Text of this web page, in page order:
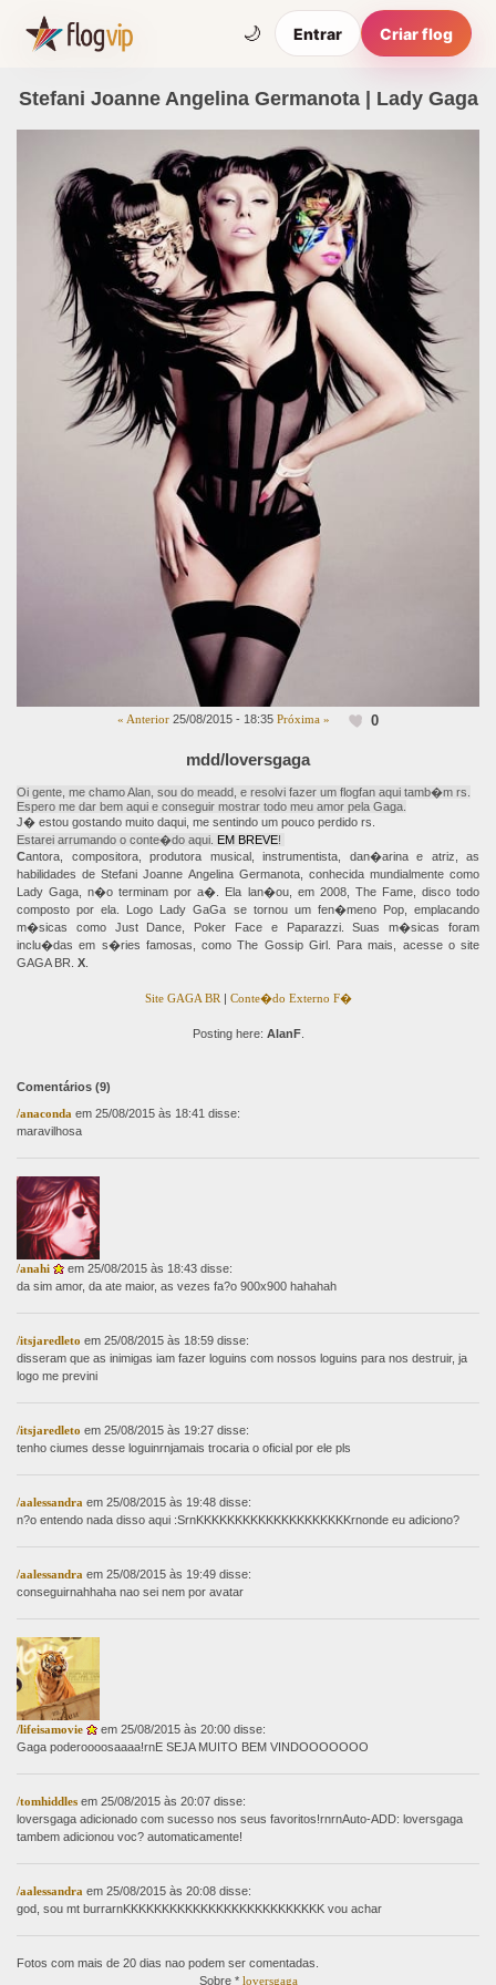
🌙 Entrar Criar flog
Stefani Joanne Angelina Germanota | Lady Gaga
« Anterior 25/08/2015 - 18:35 Próxima » 0
mdd/loversgaga
Oi gente, me chamo Alan, sou do meadd, e resolvi fazer um flogfan aqui tamb�m rs.
Espero me dar bem aqui e conseguir mostrar todo meu amor pela Gaga.
J� estou gostando muito daqui, me sentindo um pouco perdido rs.
Estarei arrumando o conte�do aqui. EM BREVE!
Cantora, compositora, produtora musical, instrumentista, dan�arina e atriz, as
habilidades de Stefani Joanne Angelina Germanota, conhecida mundialmente como
Lady Gaga, n�o terminam por a�. Ela lan�ou, em 2008, The Fame, disco todo
composto por ela. Logo Lady GaGa se tornou um fen�meno Pop, emplacando
m�sicas como Just Dance, Poker Face e Paparazzi. Suas m�sicas foram
inclu�das em s�ries famosas, como The Gossip Girl. Para mais, acesse o site
GAGA BR. X
Site GAGA BR | Conte�do Externo F�
Posting here: AlanF.
Comentários (9)
/anaconda em 25/08/2015 às 18:41 disse:
maravilhosa
/anahi
em 25/08/2015 às 18:43 disse:
da sim amor, da ate maior, as vezes fa?o 900x900 hahahah
/itsjaredleto em 25/08/2015 às 18:59 disse:
disseram que as inimigas iam fazer loguins com nossos loguins para nos destruir, ja
logo me previni
/itsjaredleto em 25/08/2015 às 19:27 disse:
tenho ciumes desse loguinrnjamais trocaria o oficial por ele pls
/aalessandra em 25/08/2015 às 19:48 disse:
n?o entendo nada disso aqui :SrnKKKKKKKKKKKKKKKKKKKKrnonde eu adiciono?
/aalessandra em 25/08/2015 às 19:49 disse:
conseguirnahhaha nao sei nem por avatar
/lifeisamovie
em 25/08/2015 às 20:00 disse:
Gaga poderoooosaaaa!rnE SEJA MUITO BEM VINDOOOOOOO
/tomhiddles em 25/08/2015 às 20:07 disse:
loversgaga adicionado com sucesso nos seus favoritos!rnrnAuto-ADD: loversgaga
tambem adicionou voc? automaticamente!
/aalessandra em 25/08/2015 às 20:08 disse:
god, sou mt burrarnKKKKKKKKKKKKKKKKKKKKKKKKKK vou achar
Fotos com mais de 20 dias nao podem ser comentadas.
Sobre * loversgaga